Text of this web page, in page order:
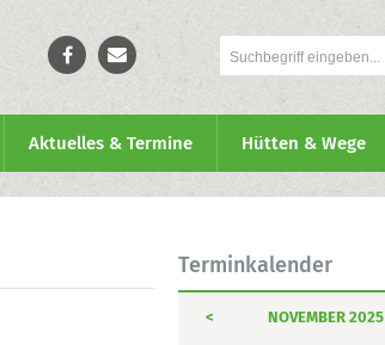
Aktuelles & Termine Hütten & Wege
Terminkalender
< NOVEMBER 2025